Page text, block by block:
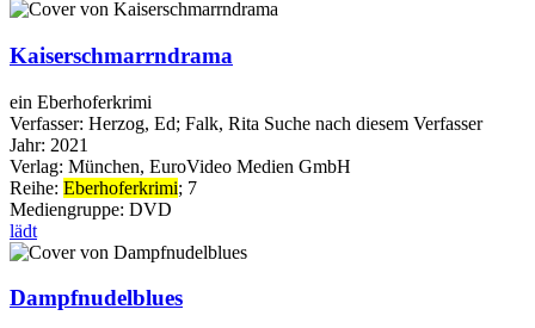
Kaiserschmarrndrama
ein Eberhoferkrimi
Verfasser: Herzog, Ed; Falk, Rita Suche nach diesem Verfasser
Jahr: 2021
Verlag: München, EuroVideo Medien GmbH
Reihe: Eberhoferkrimi; 7
Mediengruppe: DVD
lädt
Dampfnudelblues